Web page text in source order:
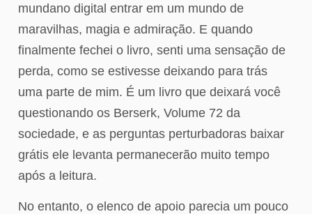
mundano digital entrar em um mundo de
maravilhas, magia e admiração. E quando
finalmente fechei o livro, senti uma sensação de
perda, como se estivesse deixando para trás
uma parte de mim. É um livro que deixará você
questionando os Berserk, Volume 72 da
sociedade, e as perguntas perturbadoras baixar
grátis ele levanta permanecerão muito tempo
após a leitura.
No entanto, o elenco de apoio parecia um pouco